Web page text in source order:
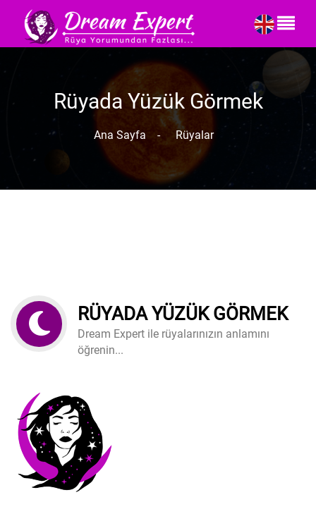
Rüyada Yüzük Görmek
Ana Sayfa - Rüyalar
RÜYADA YÜZÜK GÖRMEK
Dream Expert ile rüyalarınızın anlamını
öğrenin...